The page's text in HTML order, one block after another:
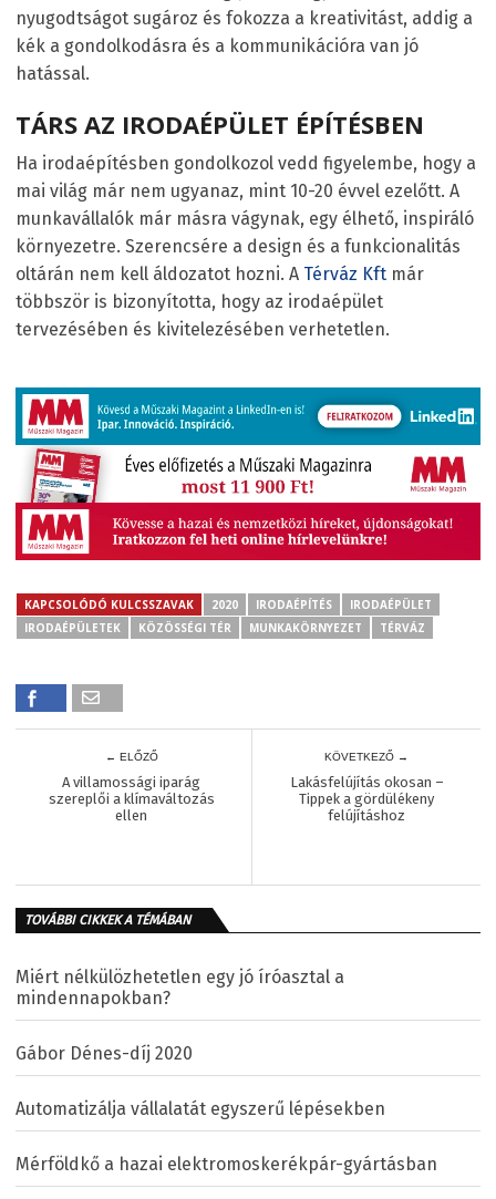
nyugodtságot sugároz és fokozza a kreativitást, addig a
kék a gondolkodásra és a kommunikációra van jó
hatással.
TÁRS AZ IRODAÉPÜLET ÉPÍTÉSBEN
Ha irodaépítésben gondolkozol vedd figyelembe, hogy a
mai világ már nem ugyanaz, mint 10-20 évvel ezelőtt. A
munkavállalók már másra vágynak, egy élhető, inspiráló
környezetre. Szerencsére a design és a funkcionalitás
oltárán nem kell áldozatot hozni. A Térváz Kft már
többször is bizonyította, hogy az irodaépület
tervezésében és kivitelezésében verhetetlen.
KAPCSOLÓDÓ KULCSSZAVAK 2020 IRODAÉPÍTÉS
IRODAÉPÜLET
IRODAÉPÜLETEK
KÖZÖSSÉGI TÉR MUNKAKÖRNYEZET TÉRVÁZ
← ELŐZŐ
A villamossági iparág
szereplői a klímaváltozás
ellen
KÖVETKEZŐ →
Lakásfelújítás okosan –
Tippek a gördülékeny
felújításhoz
TOVÁBBI CIKKEK A TÉMÁBAN
Miért nélkülözhetetlen egy jó íróasztal a
mindennapokban?
Gábor Dénes-díj 2020
Automatizálja vállalatát egyszerű lépésekben
Mérföldkő a hazai elektromoskerékpár-gyártásban